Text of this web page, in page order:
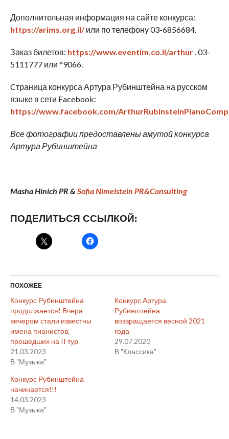
Дополнительная информация на сайте конкурса:
https://arims.org.il/или по телефону 03-6856684.
Заказ билетов: https://www.eventim.co.il/arthur, 03-
5111777 или *9066.
Cтраница конкурса Артура Рубинштейна на русском
языке в сети Facebook:
https://www.facebook.com/
Все фотографии предоставлены амутой конкурса
Артура Рубинштейна
Masha Hinich PR & Sofia Nimelstein PR&Consulting
ПОДЕЛИТЬСЯ ССЫЛКОЙ:
ПОХОЖЕЕ
Конкурс Рубинштейна
продолжается! Вчера
вечером стали известны
имена пианистов,
прошедших на II тур
21.03.2023
В "Музыка"
Конкурс Артура
Рубинштейна
возвращается весной 2021
года
29.07.2020
В "Классика"
Конкурс Рубинштейна
начинается!!!
14.03.2023
В "Музыка"